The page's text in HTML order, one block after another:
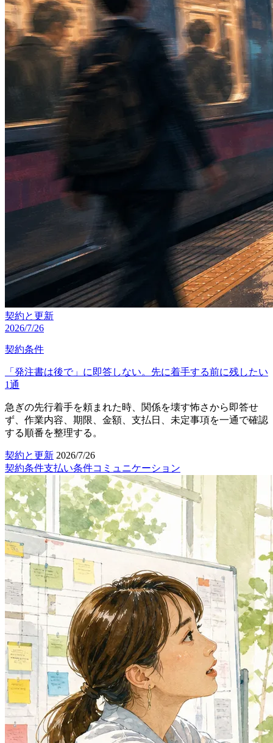
契約と更新
2026/7/26
契約条件
「発注書は後で」に即答しない。先に着手する前に残したい
1通
急ぎの先行着手を頼まれた時、関係を壊す怖さから即答せ
ず、作業内容、期限、金額、支払日、未定事項を一通で確認
する順番を整理する。
契約と更新 2026/7/26
契約条件支払い条件コミュニケーション